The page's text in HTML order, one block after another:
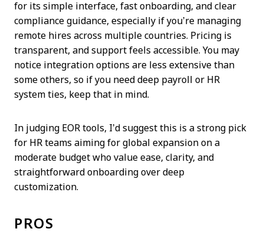
for its simple interface, fast onboarding, and clear
compliance guidance, especially if you’re managing
remote hires across multiple countries. Pricing is
transparent, and support feels accessible. You may
notice integration options are less extensive than
some others, so if you need deep payroll or HR
system ties, keep that in mind.
In judging EOR tools, I’d suggest this is a strong pick
for HR teams aiming for global expansion on a
moderate budget who value ease, clarity, and
straightforward onboarding over deep
customization.
PROS